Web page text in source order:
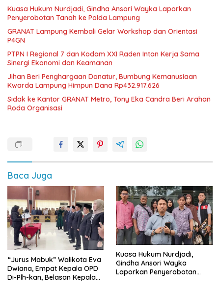
Kuasa Hukum Nurdjadi, Gindha Ansori Wayka Laporkan
Penyerobotan Tanah ke Polda Lampung
GRANAT Lampung Kembali Gelar Workshop dan Orientasi
P4GN
PTPN I Regional 7 dan Kodam XXI Raden Intan Kerja Sama
Sinergi Ekonomi dan Keamanan
Jihan Beri Penghargaan Donatur, Bumbung Kemanusiaan
Kwarda Lampung Himpun Dana Rp432.917.626
‎Sidak ke Kantor GRANAT Metro, Tony Eka Candra Beri Arahan
Roda Organisasi
Baca Juga
“Jurus Mabuk” Walikota Eva
Dwiana, Empat Kepala OPD
Di-Plh-kan, Belasan Kepala
Kuasa Hukum Nurdjadi,
Gindha Ansori Wayka
Laporkan Penyerobotan